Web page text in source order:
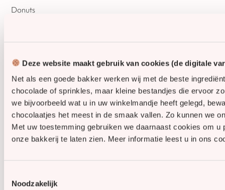
Deze website maakt gebruik van cookies (de digitale
Net als een goede bakker werken wij met de beste
chocolade of sprinkles, maar kleine bestandjes die ervoor
we bijvoorbeeld wat u in uw winkelmandje heeft gelegd,
chocolaatjes het meest in de smaak vallen. Zo kunnen we
Met uw toestemming gebruiken we daarnaast cookies om
onze bakkerij te laten zien. Meer informatie leest u in ons
Noodzakelijk
Donuts
Privacybeleid Algemene voorwaarden Cookies